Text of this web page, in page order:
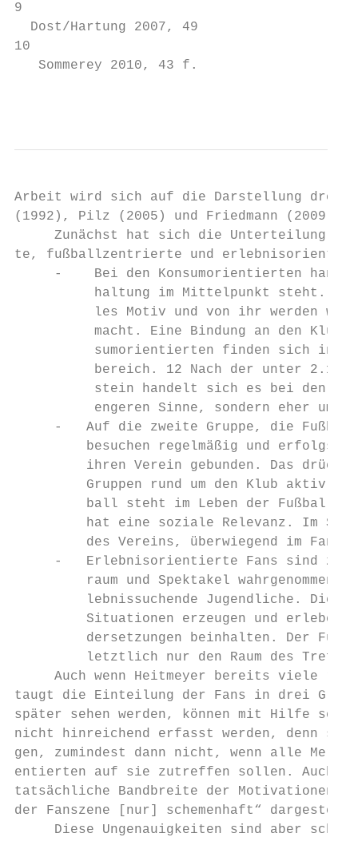
9
  Dost/Hartung 2007, 49
10
   Sommerey 2010, 43 f.
Arbeit wird sich auf die Darstellung dreier
(1992), Pilz (2005) und Friedmann (2009).
Zunächst hat sich die Unterteilung
te, fußballzentrierte und
‐    Bei den Konsumorientierten
haltung im Mittelpunkt steht.
les Motiv und von ihr werden
macht. Eine Bindung an den Klub
sumorientierten finden sich in
bereich. 12 Nach der unter 2.1.
stein handelt sich es bei den
engeren Sinne, sondern eher um
‐   Auf die zweite Gruppe, die
besuchen regelmäßig und
ihren Verein gebunden. Das
Gruppen rund um den Klub aktiv
ball steht im Leben der
hat eine soziale Relevanz. Im
des Vereins, überwiegend im
‐   Erlebnisorientierte Fans sind
raum und Spektakel wahrgenommen,
lebnissuchende Jugendliche. Die
Situationen erzeugen und erleben
dersetzungen beinhalten. Der
letztlich nur den Raum des
Auch wenn Heitmeyer bereits viele
taugt die Einteilung der Fans in drei
später sehen werden, können mit Hilfe
nicht hinreichend erfasst werden, denn
gen, zumindest dann nicht, wenn alle
entierten auf sie zutreffen sollen. Auch
tatsächliche Bandbreite der Motivationen
der Fanszene [nur] schemenhaft“
Diese Ungenauigkeiten sind aber